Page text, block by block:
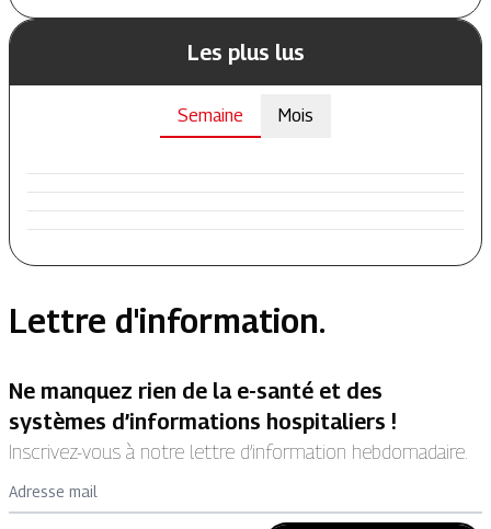
Les plus lus
Semaine Mois
Lettre d'information.
Ne manquez rien de la e-santé et des
systèmes d’informations hospitaliers !
Inscrivez-vous à notre lettre d’information hebdomadaire.
Adresse mail